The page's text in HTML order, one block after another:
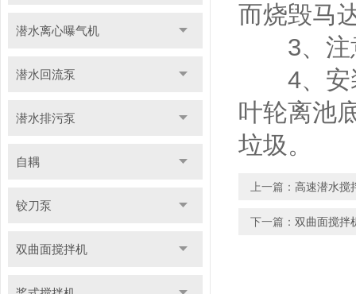
潜水离心曝气机
潜水回流泵
潜水排污泵
自耦
铰刀泵
双曲面搅拌机
而烧毁马
3、注意
4、安装
叶轮离池
垃圾。
上一篇： 高速潜水搅
下一篇： 双曲面搅拌